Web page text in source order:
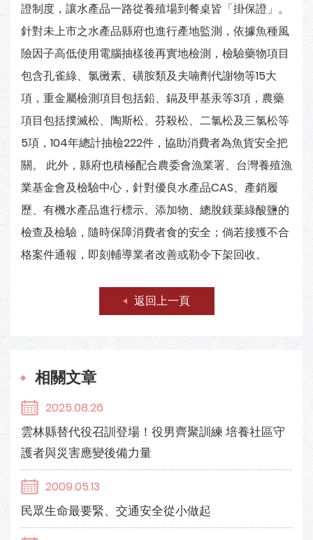
證制度，讓水產品一路從養殖場到餐桌皆「掛保證」。
針對未上市之水產品縣府也進行產地監測，依據魚種風
險因子高低使用電腦抽樣後再實地檢測，檢驗藥物項目
包含孔雀綠、氯黴素、磺胺類及夫喃劑代謝物等15大
項，重金屬檢測項目包括鉛、鎘及甲基汞等3項，農藥
項目包括撲滅松、陶斯松、芬殺松、二氯松及三氯松等
5項，104年總計抽檢222件，協助消費者為魚貨安全把
關。 此外，縣府也積極配合農委會漁業署、台灣養殖漁
業基金會及檢驗中心，針對優良水產品CAS、產銷履
歷、有機水產品進行標示、添加物、總脫鎂葉綠酸鹽的
檢查及檢驗，隨時保障消費者食的安全；倘若接獲不合
格案件通報，即刻輔導業者改善或勒令下架回收。
返回上一頁
相關文章
2025.08.26
雲林縣替代役召訓登場！役男齊聚訓練 培養社區守
護者與災害應變後備力量
2009.05.13
民眾生命最要緊、交通安全從小做起